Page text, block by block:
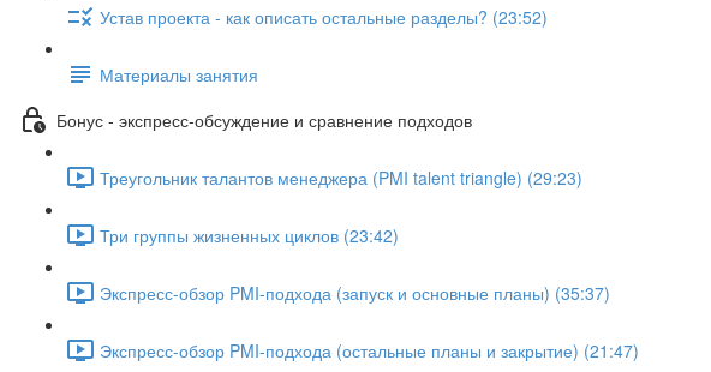
Устав проекта - как описать остальные разделы? (23:52)
Материалы занятия
Бонус - экспресс-обсуждение и сравнение подходов
Треугольник талантов менеджера (PMI talent triangle) (29:23)
Три группы жизненных циклов (23:42)
Экспресс-обзор PMI-подхода (запуск и основные планы) (35:37)
Экспресс-обзор PMI-подхода (остальные планы и закрытие) (21:47)